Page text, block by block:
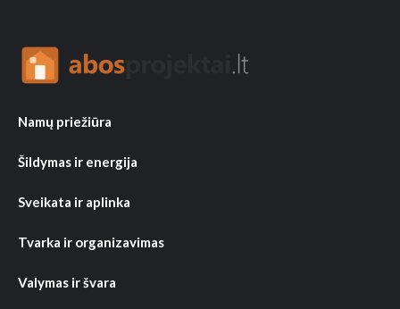
Namų priežiūra
Šildymas ir energija
Sveikata ir aplinka
Tvarka ir organizavimas
Valymas ir švara